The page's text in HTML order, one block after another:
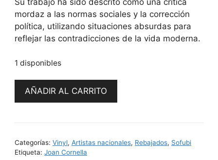
Su trabajo ha sido descrito como una crítica
mordaz a las normas sociales y la corrección
política, utilizando situaciones absurdas para
reflejar las contradicciones de la vida moderna.
1 disponibles
Love
Joan
cantidad
AÑADIR AL CARRITO
Categorías: Vinyl, Artistas nacionales, Rebajados, Sofubi
Etiqueta: Joan Cornella